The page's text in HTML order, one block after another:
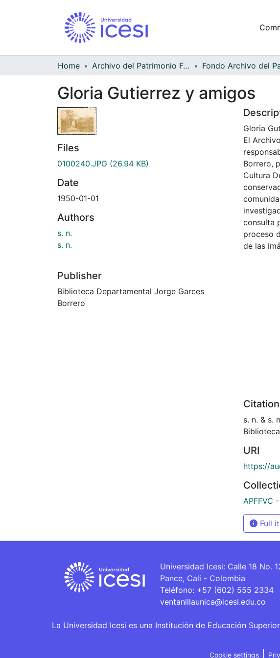
Home Archivo del Patrimonio Fotográfico y Fílmico del Valle del Cauca
Gloria Gutierrez y amigos
Files
0100240.JPG (26.94 KB)
Date
1950-01-01
Authors
s. n.
s. n.
Publisher
Biblioteca Departamental Jorge Garces
Borrero
Gloria
El
Borrero,
Cultura
consulta
proceso
de las
Citation
s. n. & s.
URI
https://
APFFVC
Full
Universidad Icesi: Calle 18 No.
Pance, Cali - Colombia
Teléfono: +57 (602) 555 2334
ventanillaunica@icesi.edu.co
La Universidad Icesi es una Institución de Educación
Cookie settings